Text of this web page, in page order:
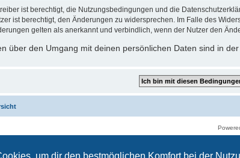
ist berechtigt, die Nutzungsbedingungen und die
ist berechtigt, den Änderungen zu widersprechen. Im Falle des
gelten als anerkannt und verbindlich, wenn der Nutzer den
über den Umgang mit deinen persönlichen Daten sind in